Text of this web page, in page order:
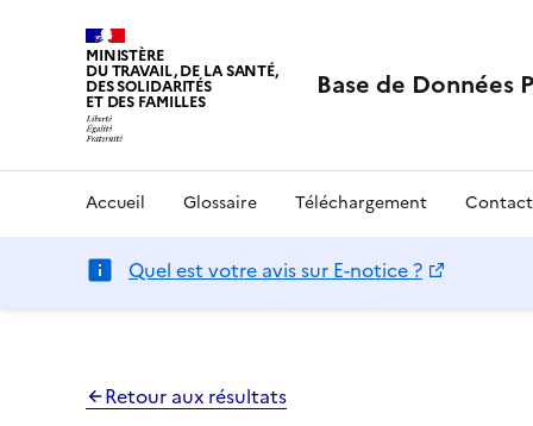
MINISTÈRE
DU TRAVAIL, DE LA SANTÉ,
DES SOLIDARITÉS
ET DES FAMILLES Base de Données
Accueil Glossaire Téléchargement Contact
Quel est votre avis sur E-notice ?
Retour aux résultats